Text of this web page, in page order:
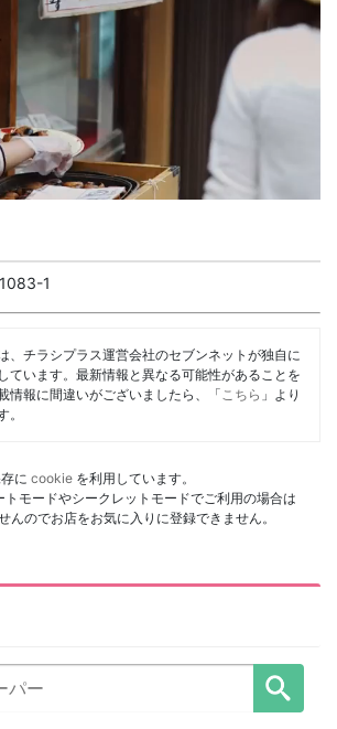
1
、チラシプラス運営会社のセブンネットが独自に
ています。最新情報と異なる可能性があることを
情報に間違いがございましたら、「 こちら 」より
。
に cookie を利用しています。
トモードやシークレットモードでご利用の場合は
んのでお店をお気に入りに登録できません。